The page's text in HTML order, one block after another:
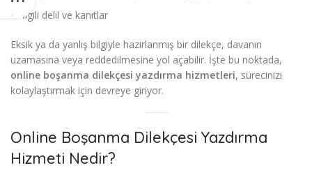
İlgili delil ve kanıtlar
Eksik ya da yanlış bilgiyle hazırlanmış bir dilekçe, davanın
uzamasına veya reddedilmesine yol açabilir. İşte bu noktada,
online boşanma dilekçesi yazdırma hizmetleri, sürecinizi
kolaylaştırmak için devreye giriyor.
Online Boşanma Dilekçesi Yazdırma
Hizmeti Nedir?